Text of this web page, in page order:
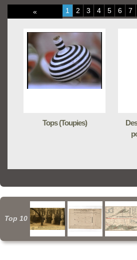
« 1 2 3 4 5 6 7
Tops (Toupies)
Top 10